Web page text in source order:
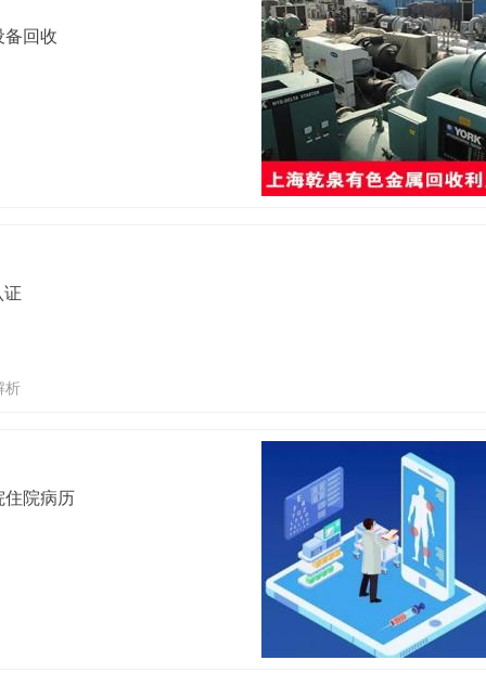
回收
析
住院病历